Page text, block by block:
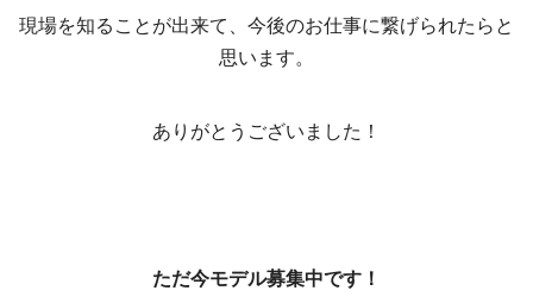
現場を知ることが出来て、今後のお仕事に繋げられたらと
思います。
ありがとうございました！
ただ今モデル募集中です！